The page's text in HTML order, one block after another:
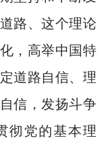
路、这个理论
，高举中国特
道路自信、理
信，发扬斗争
彻党的基本理